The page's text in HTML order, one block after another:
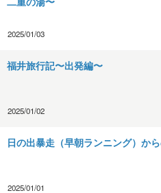
2025/01/03
福井旅行記〜出発編〜
2025/01/02
日の出暴走（早朝ランニング）から
2025/01/01